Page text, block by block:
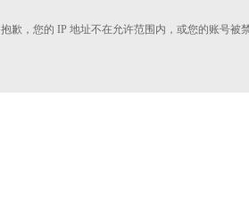
抱歉，您的 IP 地址不在允许范围内，或您的账号被